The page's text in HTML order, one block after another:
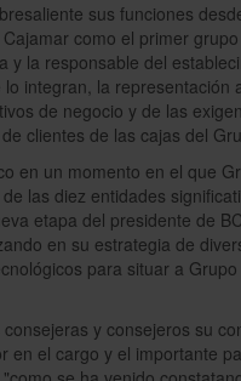
sus funciones
como el primer
y la responsable del
integran, la representación
de negocio y de las
clientes de las cajas del
en un momento en el que
las diez entidades
etapa del presidente de
en su estrategia de
para situar a
y consejeros su
el cargo y el importante